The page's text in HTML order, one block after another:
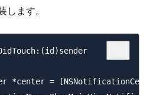
ます。
*center =